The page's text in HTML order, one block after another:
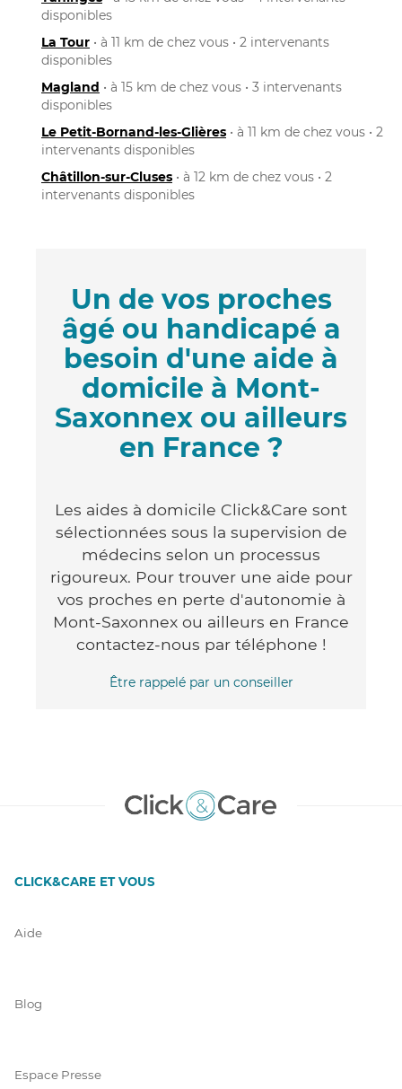
disponibles
La Tour • à 11 km de chez vous • 2 intervenants
disponibles
Magland • à 15 km de chez vous • 3 intervenants
disponibles
Le Petit-Bornand-les-Glières • à 11 km de chez vous • 2
intervenants disponibles
Châtillon-sur-Cluses • à 12 km de chez vous • 2
intervenants disponibles
Un de vos proches
âgé ou handicapé a
besoin d'une aide à
domicile à Mont-
Saxonnex ou ailleurs
en France ?
Les aides à domicile Click&Care sont
sélectionnées sous la supervision de
médecins selon un processus
rigoureux. Pour trouver une aide pour
vos proches en perte d'autonomie à
Mont-Saxonnex ou ailleurs en France
contactez-nous par téléphone !
Être rappelé par un conseiller
CLICK&CARE ET VOUS
Aide
Blog
Espace Presse